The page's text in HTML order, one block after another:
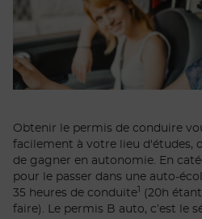
Obtenir le permis de conduire
facilement à votre lieu d'études,
de gagner en autonomie. En
pour le passer dans une auto-
35 heures de conduite
(20h
faire). Le permis B auto, c’est le